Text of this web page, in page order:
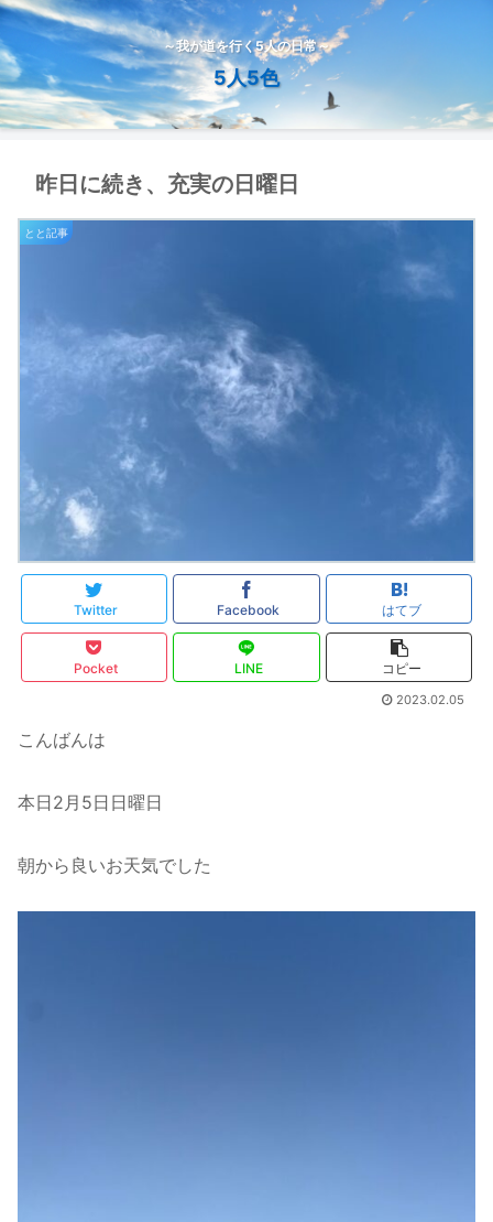
～我が道を行く5人の日常～
5人5色
昨日に続き、充実の日曜日
とと記事
Twitter Facebook はてブ
Pocket LINE コピー
2023.02.05
こんばんは
本日2月5日日曜日
朝から良いお天気でした